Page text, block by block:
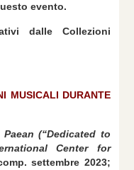
evento.
dalle Collezioni
MUSICALI DURANTE
Paean (“Dedicated to
Center for
settembre 2023;